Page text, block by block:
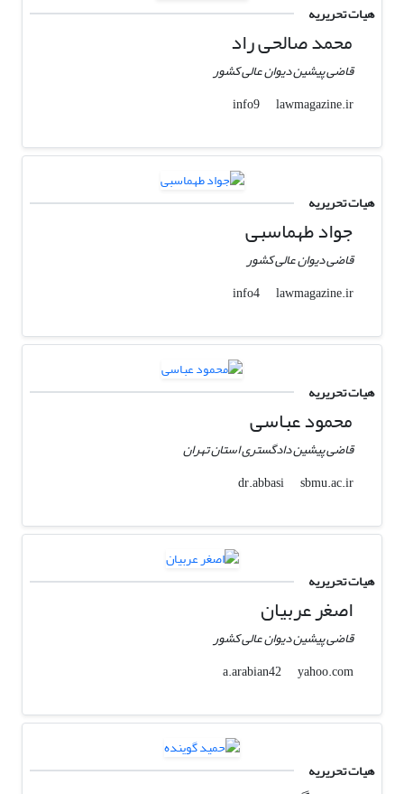
هیات تحریریه
محمد صالحی راد
قاضی پیشین دیوان عالی کشور
info9
lawmagazine.ir
هیات تحریریه
جواد طهماسبی
قاضی دیوان عالی کشور
info4
lawmagazine.ir
هیات تحریریه
محمود عباسی
قاضی پیشین دادگستری استان تهران
dr.abbasi
sbmu.ac.ir
هیات تحریریه
اصغر عربیان
قاضی پیشین دیوان عالی کشور
a.arabian42
yahoo.com
هیات تحریریه